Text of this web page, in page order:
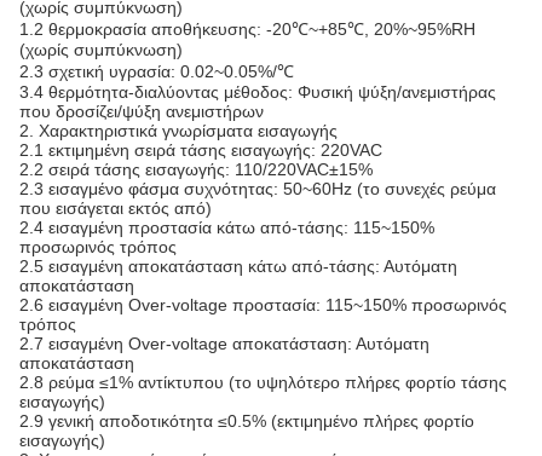
(χωρίς συμπύκνωση)
1.2 θερμοκρασία αποθήκευσης: -20℃~+85℃, 20%~95%RH
(χωρίς συμπύκνωση)
2.3 σχετική υγρασία: 0.02~0.05%/℃
3.4 θερμότητα-διαλύοντας μέθοδος: Φυσική ψύξη/ανεμιστήρας
που δροσίζει/ψύξη ανεμιστήρων
2. Χαρακτηριστικά γνωρίσματα εισαγωγής
2.1 εκτιμημένη σειρά τάσης εισαγωγής: 220VAC
2.2 σειρά τάσης εισαγωγής: 110/220VAC±15%
2.3 εισαγμένο φάσμα συχνότητας: 50~60Hz (το συνεχές ρεύμα
που εισάγεται εκτός από)
2.4 εισαγμένη προστασία κάτω από-τάσης: 115~150%
προσωρινός τρόπος
2.5 εισαγμένη αποκατάσταση κάτω από-τάσης: Αυτόματη
αποκατάσταση
2.6 εισαγμένη Over-voltage προστασία: 115~150% προσωρινός
τρόπος
2.7 εισαγμένη Over-voltage αποκατάσταση: Αυτόματη
αποκατάσταση
2.8 ρεύμα ≤1% αντίκτυπου (το υψηλότερο πλήρες φορτίο τάσης
εισαγωγής)
2.9 γενική αποδοτικότητα ≤0.5% (εκτιμημένο πλήρες φορτίο
εισαγωγής)